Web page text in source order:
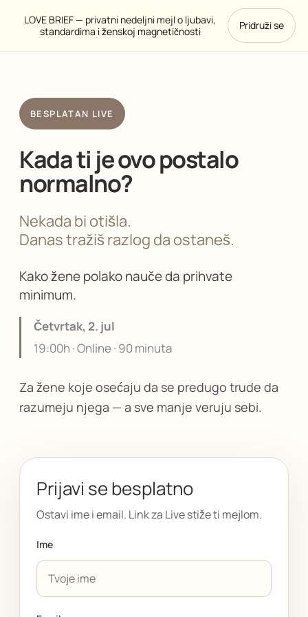
LOVE BRIEF — privatni nedeljni mejl o ljubavi,
standardima i ženskoj magnetičnosti
Pridruži se
BESPLATAN LIVE
Kada ti je ovo postalo
normalno?
Nekada bi otišla.
Danas tražiš razlog da ostaneš.
Kako žene polako nauče da prihvate
minimum.
Četvrtak, 2. jul
19:00h · Online · 90 minuta
Za žene koje osećaju da se predugo trude da
razumeju njega — a sve manje veruju sebi.
Prijavi se besplatno
Ostavi ime i email. Link za Live stiže ti mejlom.
Ime